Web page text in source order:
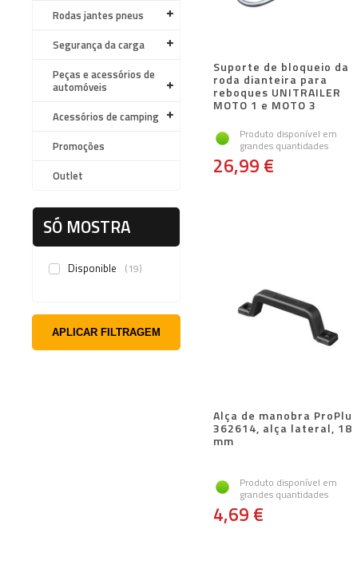
Rodas jantes pneus
Segurança da carga
Peças e acessórios de
automóveis
Acessórios de camping
Promoções
Outlet
SÓ MOSTRA
Disponible 19
APLICAR FILTRAGEM
Suporte de bloqueio da
roda dianteira para
reboques UNITRAILER
MOTO 1 e MOTO 3
Produto disponível em
grandes quantidades
26,99 €
Alça de manobra
362614, alça lateral,
mm
Produto disponível em
grandes quantidades
4,69 €